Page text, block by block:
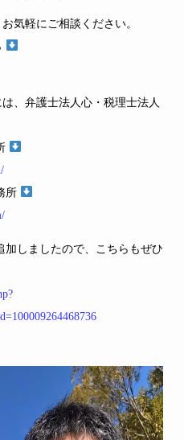
気軽にご相談ください。
、弁護士法人心・税理士法人
所
しましたので、こちらもぜひ